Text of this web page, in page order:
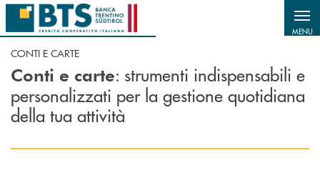
Salta al contenuto principale
MENU
CONTI E CARTE
Conti e carte: strumenti indispensabili e
personalizzati per la gestione quotidiana
della tua attività